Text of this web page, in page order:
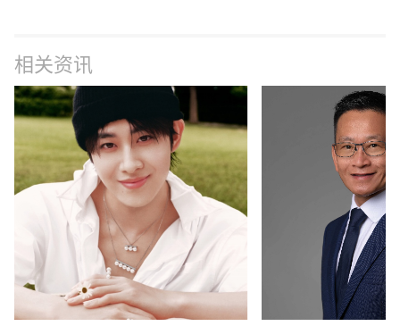
相关资讯